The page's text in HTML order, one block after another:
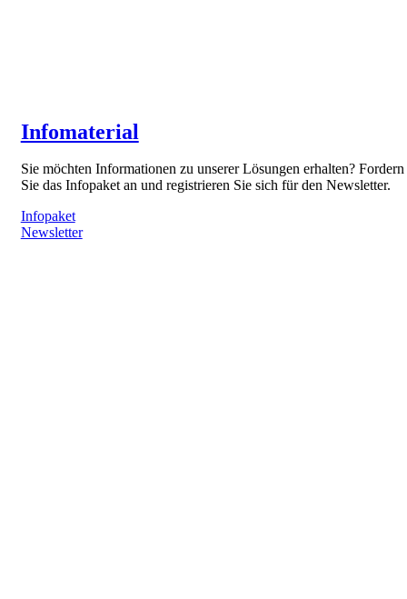
Infomaterial
Sie möchten Informationen zu unserer Lösungen erhalten? Fordern
Sie das Infopaket an und registrieren Sie sich für den Newsletter.
Infopaket
Newsletter